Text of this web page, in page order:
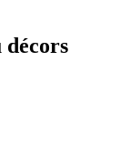
décors